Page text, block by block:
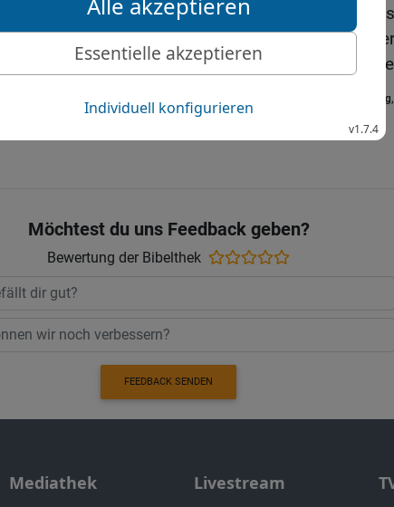
HERRN, ein Heiligtum,
HERRN und die heiligen
dem Namen des HERRN
Die Bibel nach Martin Luthers
Stuttgart
Möchtest du uns Feedback geben?
Bewertung der Bibelthek
FEEDBACK SENDEN
Mediathek Livestream